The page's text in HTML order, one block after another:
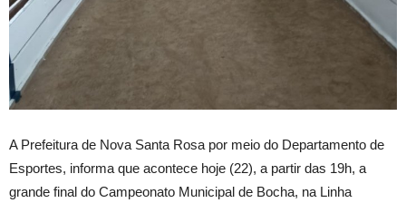
A Prefeitura de Nova Santa Rosa por meio do Departamento de
Esportes, informa que acontece hoje (22), a partir das 19h, a
grande final do Campeonato Municipal de Bocha, na Linha